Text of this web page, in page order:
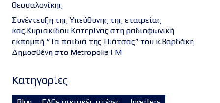
Θεσσαλονίκης
Συνέντευξη της Υπεύθυνης της εταιρείας
κας.Κυριακίδου Κατερίνας στη ραδιοφωνική
εκπομπή “Τα παιδιά της Πιάτσας” του κ.Βαρδάκη
Δημοσθένη στο Metropolis FM
Kατηγορίες